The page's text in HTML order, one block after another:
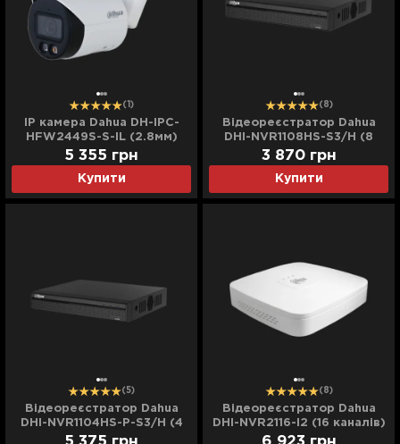
(1)
IP камера Dahua DH-IPC-
HFW2449S-S-IL (2.8мм)
Купити
5 355 грн
(8)
Відеореєстратор Dahua
DHI-NVR1108HS-S3/H (8
каналів) (Black)
Купити
3 870 грн
(5)
Відеореєстратор Dahua
DHI-NVR1104HS-P-S3/H (4
канали) (Black)
(8)
Відеореєстратор Dahua
DHI-NVR2116-I2 (16 каналів)
(White)